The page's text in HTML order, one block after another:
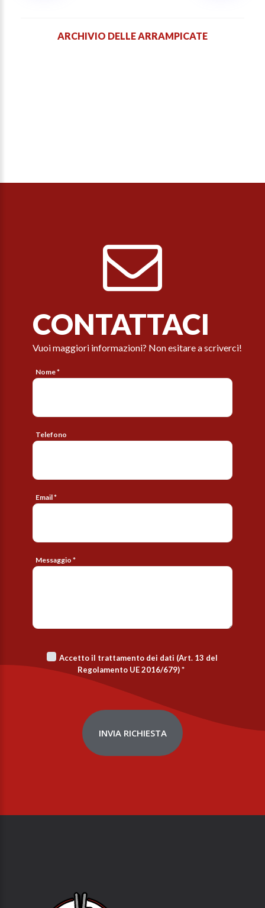
ARCHIVIO DELLE ARRAMPICATE
CONTATTACI
Vuoi maggiori informazioni? Non esitare a scriverci!
Nome *
Telefono
Email *
Messaggio *
Accetto il trattamento dei dati (Art. 13 del
Regolamento UE 2016/679)*
INVIA RICHIESTA